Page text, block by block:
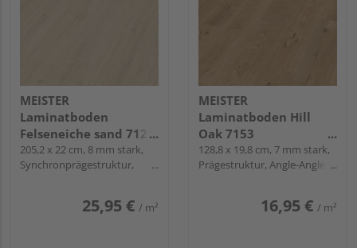
MEISTER
Laminatboden
Felseneiche sand 7122
Landhausdiele -
MeisterDesign.
205,2 x 22 cm, 8 mm stark,
Synchronprägestruktur,
25,95 € / m²
MEISTER
Laminatboden Hill
Oak 7153
Landhausdiele -
MeisterDesign.
128,8 x 19,8 cm, 7 mm stark,
Prägestruktur, Angle-Angle /
16,95 € / m²